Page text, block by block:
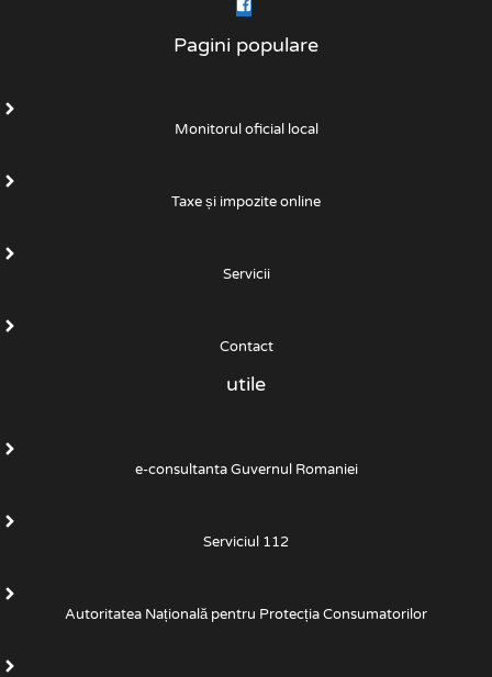
Pagini populare
Monitorul oficial local
Taxe și impozite online
Servicii
Contact
utile
e-consultanta Guvernul Romaniei
Serviciul 112
Autoritatea Națională pentru Protecția Consumatorilor